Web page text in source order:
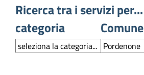
Ricerca tra i servizi per...
categoria
Comune